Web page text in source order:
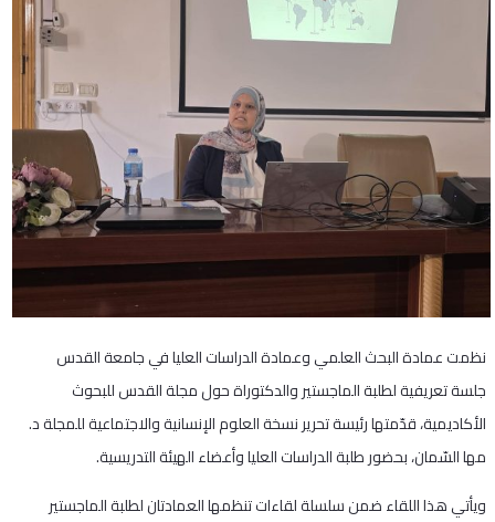
نظمت عمادة البحث العلمي وعمادة الدراسات العليا في جامعة القدس
جلسة تعريفية لطلبة الماجستير والدكتوراة حول مجلة القدس للبحوث
الأكاديمية، قدّمتها رئيسة تحرير نسخة العلوم الإنسانية والاجتماعية للمجلة د.
مها السّمان، بحضور طلبة الدراسات العليا وأعضاء الهيئة التدريسية.
ويأتي هذا اللقاء ضمن سلسلة لقاءات تنظمها العمادتان لطلبة الماجستير